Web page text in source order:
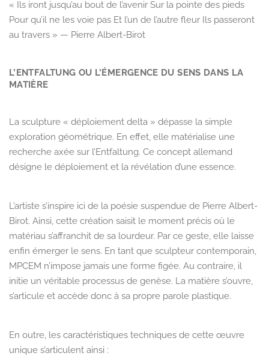
« Ils iront jusqu’au bout de l’avenir Sur la pointe des pieds
Pour qu’il ne les voie pas Et l’un de l’autre fleur Ils passeront
au travers » — Pierre Albert-Birot
L’ENTFALTUNG OU L’ÉMERGENCE DU SENS DANS LA
MATIÈRE
La sculpture « déploiement delta » dépasse la simple
exploration géométrique. En effet, elle matérialise une
recherche axée sur l’Entfaltung. Ce concept allemand
désigne le déploiement et la révélation d’une essence.
L’artiste s’inspire ici de la poésie suspendue de Pierre Albert-
Birot. Ainsi, cette création saisit le moment précis où le
matériau s’affranchit de sa lourdeur. Par ce geste, elle laisse
enfin émerger le sens. En tant que sculpteur contemporain,
MPCEM n’impose jamais une forme figée. Au contraire, il
initie un véritable processus de genèse. La matière s’ouvre,
s’articule et accède donc à sa propre parole plastique.
En outre, les caractéristiques techniques de cette œuvre
unique s’articulent ainsi :